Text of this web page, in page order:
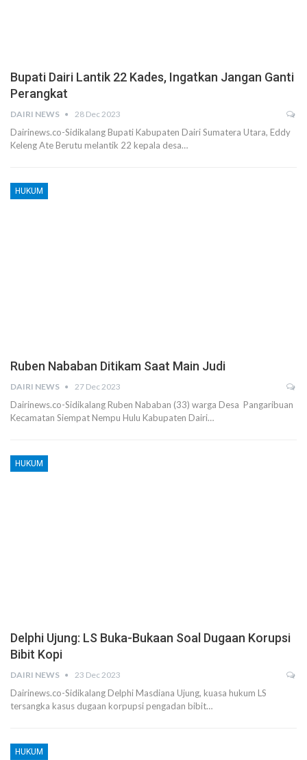
Bupati Dairi Lantik 22 Kades, Ingatkan Jangan Ganti
Perangkat
DAIRI NEWS 28 Dec 2023
Dairinews.co-Sidikalang Bupati Kabupaten Dairi Sumatera Utara, Eddy
Keleng Ate Berutu melantik 22 kepala desa…
HUKUM
Ruben Nababan Ditikam Saat Main Judi
DAIRI NEWS 27 Dec 2023
Dairinews.co-Sidikalang Ruben Nababan (33) warga Desa Pangaribuan
Kecamatan Siempat Nempu Hulu Kabupaten Dairi…
HUKUM
Delphi Ujung: LS Buka-Bukaan Soal Dugaan Korupsi
Bibit Kopi
DAIRI NEWS 23 Dec 2023
Dairinews.co-Sidikalang Delphi Masdiana Ujung, kuasa hukum LS
tersangka kasus dugaan korpupsi pengadan bibit…
HUKUM